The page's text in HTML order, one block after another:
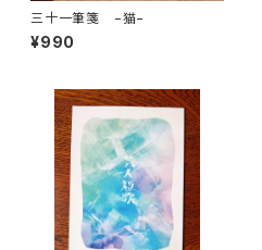
三十一筆箋 −猫−
¥990